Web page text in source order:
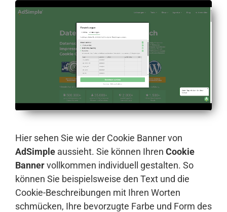
Hier sehen Sie wie der Cookie Banner von
AdSimple aussieht. Sie können Ihren Cookie
Bannervollkommen individuell gestalten. So
können Sie beispielsweise den Text und die
Cookie-Beschreibungen mit Ihren Worten
schmücken, Ihre bevorzugte Farbe und Form des